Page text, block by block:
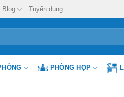
Blog Tuyển dụng
PHÒNG HỌP